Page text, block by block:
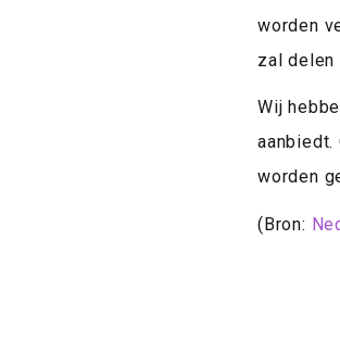
worden
zal delen
Wij
aanbiedt.
worden
(Bron: